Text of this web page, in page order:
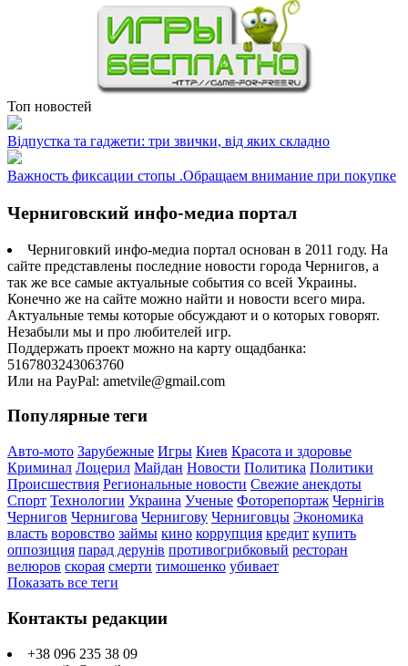
Топ новостей
Відпустка та гаджети: три звички, від яких складно
Важность фиксации стопы .Обращаем внимание при покупке
Черниговский инфо-медиа портал
Черниговкий инфо-медиа портал основан в 2011 году. На
сайте представлены последние новости города Чернигов, а
так же все самые актуальные события со всей Украины.
Конечно же на сайте можно найти и новости всего мира.
Актуальные темы которые обсуждают и о которых говорят.
Незабыли мы и про любителей игр.
Поддержать проект можно на карту ощадбанка:
5167803243063760
Или на PayPal: ametvile@gmail.com
Популярные теги
Авто-мото Зарубежные Игры Киев Красота и здоровье
Криминал Лоцерил Майдан Новости Политика Политики
Происшествия Региональные новости Свежие анекдоты
Спорт Технологии Украина Ученые Фоторепортаж Чернігів
Чернигов Чернигова Чернигову Черниговцы Экономика
власть воровство займы кино коррупция кредит купить
оппозиция парад дерунів противогрибковый ресторан
велюров скорая смерти тимошенко убивает
Показать все теги
Контакты редакции
+38 096 235 38 09